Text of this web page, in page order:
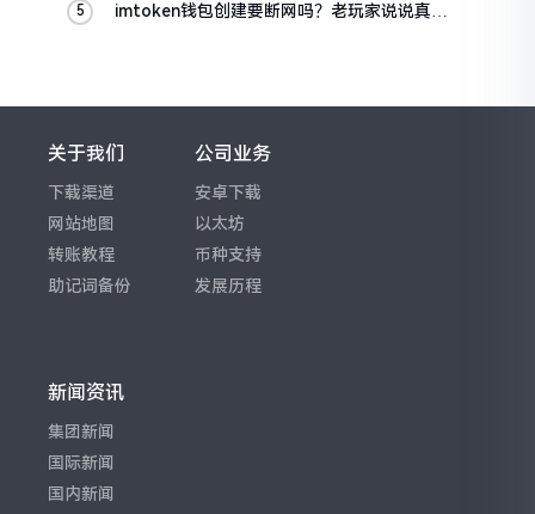
imtoken钱包创建要断网吗？老玩家说说真实
关于我们
下载渠道
网站地图
转账教程
助记词备份
公司业务
安卓下载
以太坊
币种支持
发展历程
新闻资讯
集团新闻
国际新闻
国内新闻